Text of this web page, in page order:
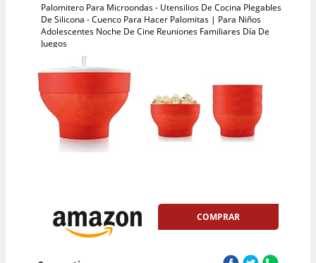
Palomitero Para Microondas - Utensilios De Cocina Plegables
De Silicona - Cuenco Para Hacer Palomitas | Para Niños
Adolescentes Noche De Cine Reuniones Familiares Día De
Juegos
COMPRAR